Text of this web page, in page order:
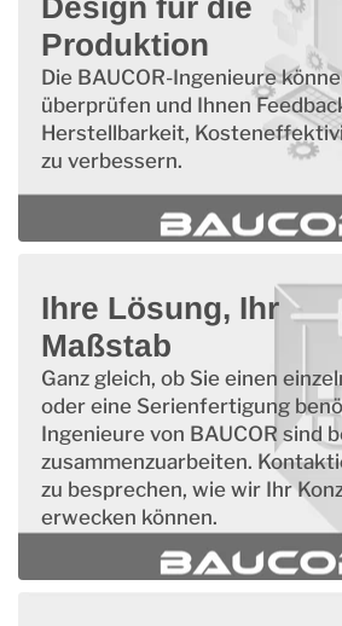
Produktion
Die BAUCOR-Ingenieure
überprüfen und Ihnen
Herstellbarkeit,
zu verbessern.
Ihre Lösung, Ihr
Maßstab
Ganz gleich, ob Sie einen
oder eine Serienfertigung
Ingenieure von BAUCOR sind
zusammenzuarbeiten.
zu besprechen, wie wir Ihr
erwecken können.